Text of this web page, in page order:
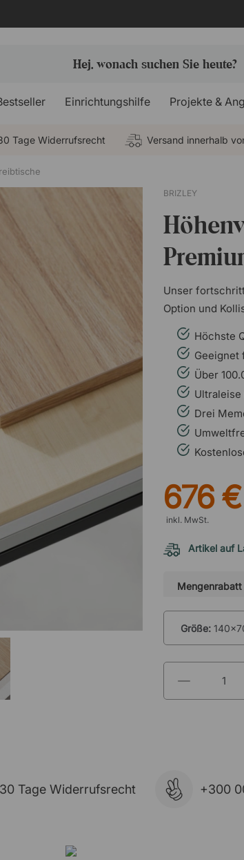
Einrichtungshilfe Projekte &
Tage Widerrufsrecht Versand innerhalb
BRIZLEY
Unser
Option und
Höchste
Geeignet
Über
Drei
676 €
inkl. MwSt.
Artikel auf
Mengenrabatt
Menge
bestellen. Der
Größe:
30 Tage Widerrufsrecht +300